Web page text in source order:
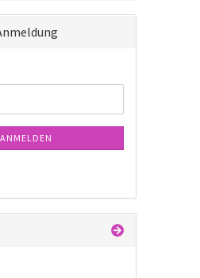
ANMELDEN